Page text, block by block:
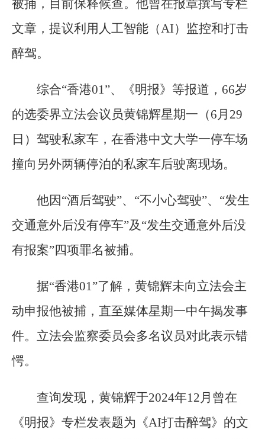
被捕，目前保释候查。他曾在报章撰写专栏
文章，提议利用人工智能（AI）监控和打击
醉驾。
综合“香港01”、《明报》等报道，66岁
的选委界立法会议员黄锦辉星期一（6月29
日）驾驶私家车，在香港中文大学一停车场
撞向另外两辆停泊的私家车后驶离现场。
他因“酒后驾驶”、“不小心驾驶”、“发生
交通意外后没有停车”及“发生交通意外后没
有报案”四项罪名被捕。
据“香港01”了解，黄锦辉未向立法会主
动申报他被捕，直至媒体星期一中午揭发事
件。立法会监察委员会多名议员对此表示错
愕。
查询发现，黄锦辉于2024年12月曾在
《明报》专栏发表题为《AI打击醉驾》的文